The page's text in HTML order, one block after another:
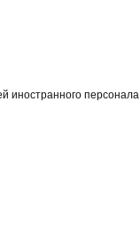
иностранного персонала